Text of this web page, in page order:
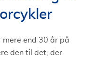
mere end 30 år på
den til det, der